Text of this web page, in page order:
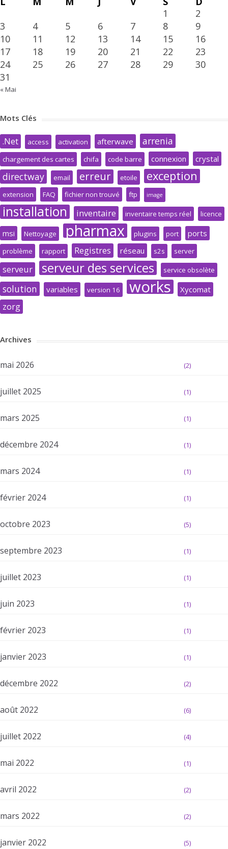
1
2
3
4 5 6 7 8
9
10
11 12 13 14 15
16
17
18 19 20 21 22
23
24
25 26 27 28 29
30
31
« Mai
Mots Clés
.Net access activation afterwave arrenia
chargement des cartes chifa code barre connexion crystal
directway email erreur etoile exception
extension FAQ fichier non trouvé ftp image
installation inventaire inventaire temps réel licence
msi Nettoyage pharmax plugins port ports
problème rapport Registres réseau s2s server
serveur serveur des services service obsolète
solution variables version 16 works Xycomat
zorg
Archives
mai 2026 (2)
juillet 2025 (1)
mars 2025 (1)
décembre 2024 (1)
mars 2024 (1)
février 2024 (1)
octobre 2023 (5)
septembre 2023 (1)
juillet 2023 (1)
juin 2023 (1)
février 2023 (1)
janvier 2023 (1)
décembre 2022 (2)
août 2022 (6)
juillet 2022 (4)
mai 2022 (1)
avril 2022 (2)
mars 2022 (2)
janvier 2022 (5)